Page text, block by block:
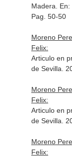
Madera. En:
Pag. 50-50
Moreno
Felix:
Articulo en
de Sevilla .
Moreno
Felix:
Articulo en
de Sevilla .
Moreno
Felix: